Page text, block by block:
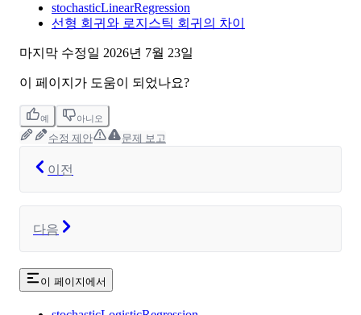
stochasticLinearRegression
선형 회귀와 로지스틱 회귀의 차이
마지막 수정일 2026년 7월 23일
이 페이지가 도움이 되었나요?
예 아니오
수정 제안 문제 보고
이전
다음
이 페이지에서